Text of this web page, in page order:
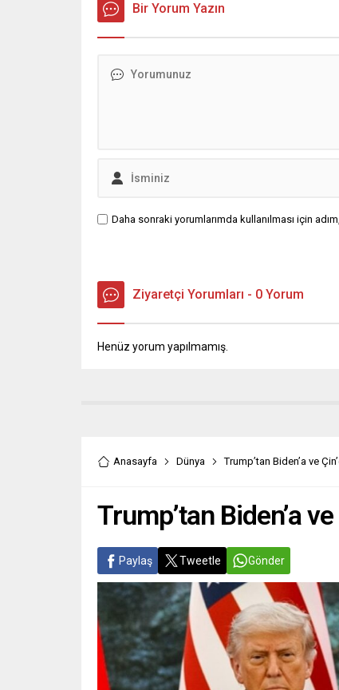
Bir Yorum Yazın
Daha sonraki yorumlarımda kullanılması için
Ziyaretçi Yorumları - 0 Yorum
Henüz yorum yapılmamış.
Anasayfa Dünya Trump’tan Biden’a ve
Trump’tan Biden’a
Paylaş Tweetle Gönder